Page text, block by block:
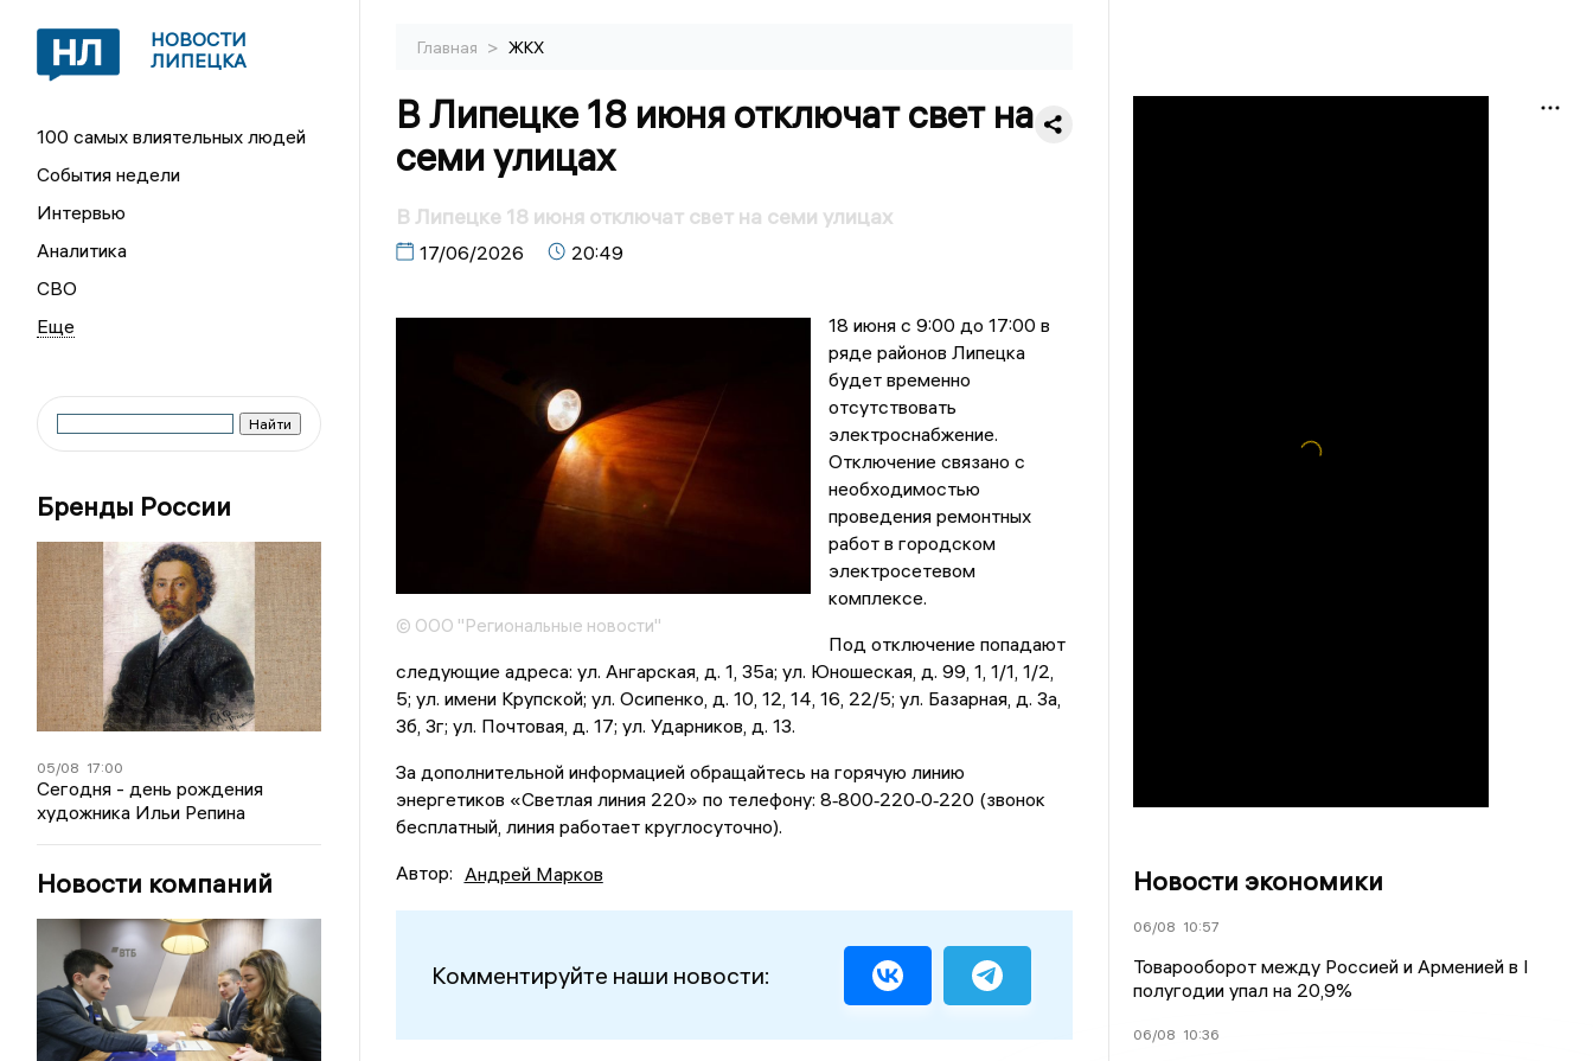
НОВОСТИ
ЛИПЕЦКА
100 самых влиятельных людей
События недели
Интервью
Аналитика
СВО
Бренды России
05/08 17:00
Сегодня - день рождения
художника Ильи Репина
Новости компаний
Главная > ЖКХ
В Липецке 18 июня отключат свет на
семи улицах
В Липецке 18 июня отключат свет на семи улицах
17/06/2026 20:49
© ООО "Региональные новости"
18 июня с 9:00 до 17:00 в
ряде районов Липецка
будет временно
отсутствовать
электроснабжение.
Отключение связано с
необходимостью
проведения ремонтных
работ в городском
электросетевом
комплексе.
Под отключение попадают
следующие адреса: ул. Ангарская, д. 1, 35а; ул. Юношеская, д. 99, 1, 1/1, 1/2,
5; ул. имени Крупской; ул. Осипенко, д. 10, 12, 14, 16, 22/5; ул. Базарная, д. 3а,
3б, 3г; ул. Почтовая, д. 17; ул. Ударников, д. 13.
За дополнительной информацией обращайтесь на горячую линию
энергетиков «Светлая линия 220» по телефону: 8‑800‑220‑0‑220 (звонок
бесплатный, линия работает круглосуточно).
Автор: Андрей Марков
Комментируйте наши новости:
Новости экономики
06/08 10:57
Товарооборот между Россией и Арменией в I
полугодии упал на 20,9%
06/08 10:36